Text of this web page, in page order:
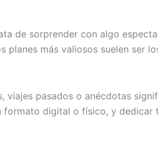
de sorprender con algo
planes más valiosos suelen ser
viajes pasados o anécdotas
formato digital o físico, y dedicar